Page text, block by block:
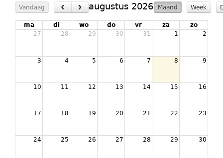
Vandaag ‹ › augustus 2026 Maand Week
ma di wo do vr za
zo
27
28 29 30 31 1 2
3 4 5 6 7 8 9
10 11 12 13 14 15 16
17 18 19 20 21 22 23
24 25 26 27 28 29 30